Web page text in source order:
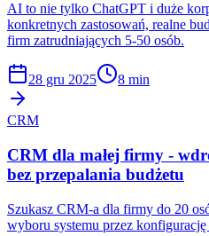
AI to nie tylko ChatGPT i duże
konkretnych zastosowań, realne
firm zatrudniających 5-50 osób.
28 gru 2025 8 min
CRM
CRM dla małej firmy -
bez przepalania budżetu
Szukasz CRM-a dla firmy do 20
wyboru systemu przez